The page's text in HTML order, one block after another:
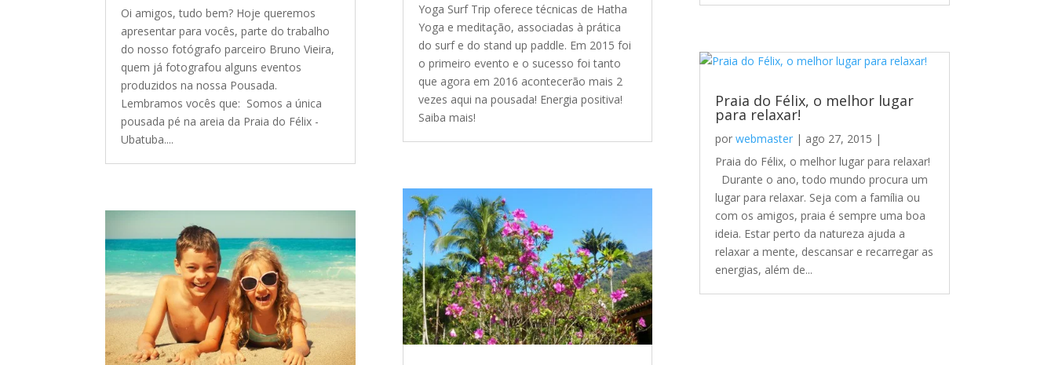
Oi amigos, tudo bem? Hoje queremos
apresentar para vocês, parte do trabalho
do nosso fotógrafo parceiro Bruno Vieira,
quem já fotografou alguns eventos
produzidos na nossa Pousada.
Lembramos vocês que: Somos a única
pousada pé na areia da Praia do Félix -
Ubatuba....
Yoga Surf Trip oferece técnicas de Hatha
Yoga e meditação, associadas à prática
do surf e do stand up paddle. Em 2015 foi
o primeiro evento e o sucesso foi tanto
que agora em 2016 acontecerão mais 2
vezes aqui na pousada! Energia positiva!
Saiba mais!
Praia do Félix, o melhor lugar
para relaxar!
por webmaster| ago 27, 2015 |
Praia do Félix, o melhor lugar para relaxar!
Durante o ano, todo mundo procura um
lugar para relaxar. Seja com a família ou
com os amigos, praia é sempre uma boa
ideia. Estar perto da natureza ajuda a
relaxar a mente, descansar e recarregar as
energias, além de...